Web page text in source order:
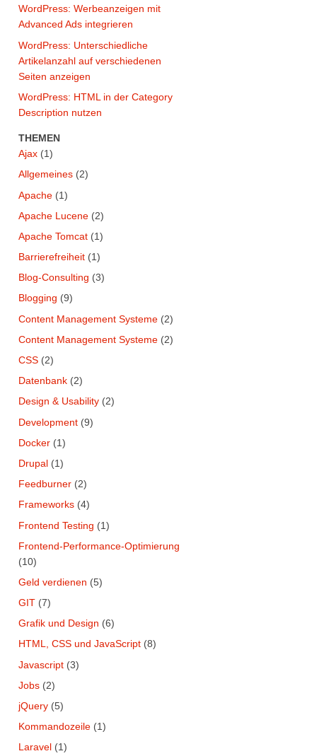
WordPress: Werbeanzeigen mit
Advanced Ads integrieren
WordPress: Unterschiedliche
Artikelanzahl auf verschiedenen
Seiten anzeigen
WordPress: HTML in der Category
Description nutzen
THEMEN
Ajax (1)
Allgemeines (2)
Apache (1)
Apache Lucene (2)
Apache Tomcat (1)
Barrierefreiheit (1)
Blog-Consulting (3)
Blogging (9)
Content Management Systeme (2)
Content Management Systeme (2)
CSS (2)
Datenbank (2)
Design & Usability (2)
Development (9)
Docker (1)
Drupal (1)
Feedburner (2)
Frameworks (4)
Frontend Testing (1)
Frontend-Performance-Optimierung
(10)
Geld verdienen (5)
GIT (7)
Grafik und Design (6)
HTML, CSS und JavaScript (8)
Javascript (3)
Jobs (2)
jQuery (5)
Kommandozeile (1)
Laravel (1)